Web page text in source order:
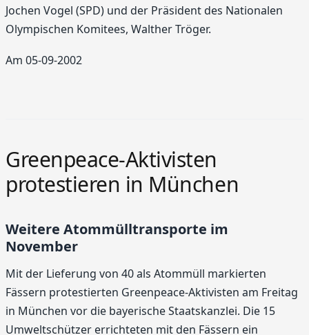
Jochen Vogel (SPD) und der Präsident des Nationalen
Olympischen Komitees, Walther Tröger.
Am 05-09-2002
Greenpeace-Aktivisten
protestieren in München
Weitere Atommülltransporte im
November
Mit der Lieferung von 40 als Atommüll markierten
Fässern protestierten Greenpeace-Aktivisten am Freitag
in München vor die bayerische Staatskanzlei. Die 15
Umweltschützer errichteten mit den Fässern ein